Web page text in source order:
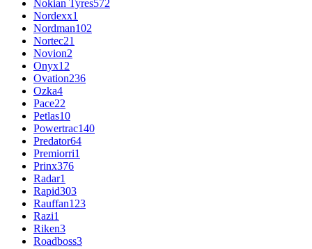
Nokian Tyres572
Nordexx1
Nordman102
Nortec21
Novion2
Onyx12
Ovation236
Ozka4
Pace22
Petlas10
Powertrac140
Predator64
Premiorri1
Prinx376
Radar1
Rapid303
Rauffan123
Razi1
Riken3
Roadboss3